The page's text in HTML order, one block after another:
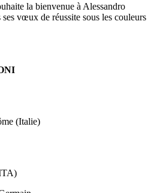
la bienvenue à Alessandro
vœux de réussite sous les couleurs
(Italie)